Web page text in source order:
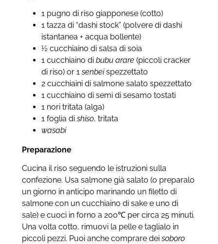
1 pugno di riso giapponese (cotto)
1 tazza di “dashi stock” (polvere di dashi
istantanea + acqua bollente)
½ cucchiaino di salsa di soia
1 cucchiaino di bubu arare (piccoli cracker
di riso) or 1senbeispezzettato
2 cucchiaini di salmone salato spezzettato
1 cucchiaino di semi di sesamo tostati
1 nori tritata (alga)
1 foglia dishiso, tritata
wasabi
Preparazione
Cucina il riso seguendo le istruzioni sulla
confezione. Usa salmone già salato (o preparalo
un giorno in anticipo marinando un filetto di
salmone con un cucchiaino di sake e uno di
sale) e cuoci in forno a 200℃ per circa 25 minuti.
Una volta cotto, rimuovi la pelle e taglialo in
piccoli pezzi. Puoi anche comprare deisoboro